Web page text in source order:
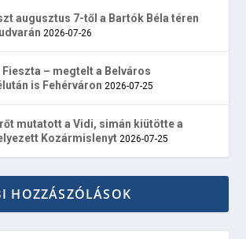
augusztus 7-től a Bartók Béla téren
2026-07-26
Fieszta – megtelt a Belváros
is Fehérváron 2026-07-25
mutatott a Vidi, simán kiütötte a
Kozármislenyt 2026-07-25
HOZZÁSZÓLÁSOK